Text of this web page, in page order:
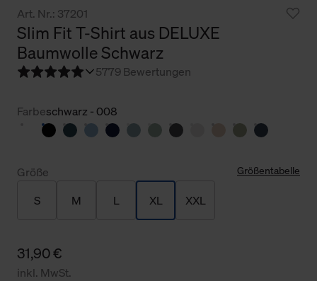
Art. Nr.: 37201
Slim Fit T-Shirt aus DELUXE
Baumwolle Schwarz
5779 Bewertungen
Farbeschwarz - 008
Größe Größentabelle
S M L XL XXL
31,90 €
inkl. MwSt.